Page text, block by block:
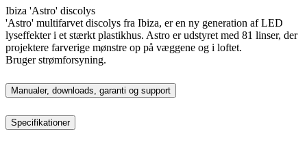
Ibiza 'Astro' discolys
'Astro' multifarvet discolys fra Ibiza, er en ny generation af LED
lyseffekter i et stærkt plastikhus. Astro er udstyret med 81 linser, der
projektere farverige mønstre op på væggene og i loftet.
Bruger strømforsyning.
Manualer, downloads, garanti og support
Specifikationer